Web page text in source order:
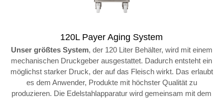
120L Payer Aging System
Unser größtes System, der 120 Liter Behälter, wird mit einem
mechanischen Druckgeber ausgestattet. Dadurch entsteht ein
möglichst starker Druck, der auf das Fleisch wirkt. Das erlaubt
es dem Anwender, Produkte mit höchster Qualität zu
produzieren. Die Edelstahlapparatur wird gemeinsam mit dem